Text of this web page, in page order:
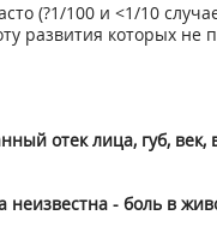
(?1/100 и <1/10
развития которых не
отек лица, губ, век,
неизвестна - боль в